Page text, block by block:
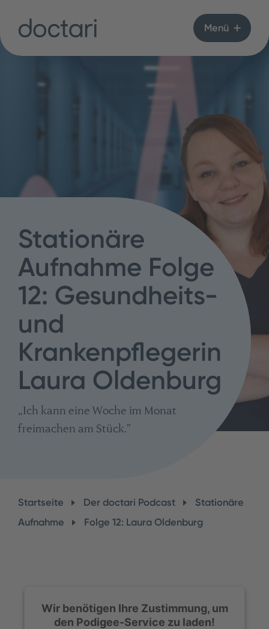
Menü
Stationäre
Aufnahme Folge
12: Gesundheits-
und
Krankenpflegerin
Laura Oldenburg
„Ich kann eine Woche im Monat
freimachen am Stück."
Startseite Der doctari Podcast
Stationäre
Aufnahme
Folge 12: Laura Oldenburg
Wir benötigen Ihre Zustimmung, um
den Podigee-Service zu laden!